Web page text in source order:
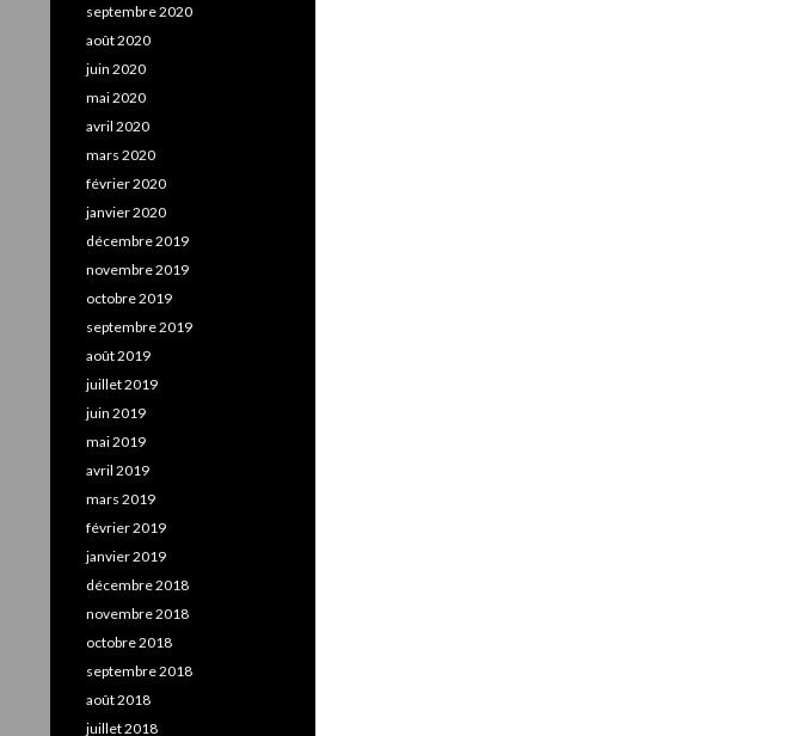
septembre 2020
août 2020
juin 2020
mai 2020
avril 2020
mars 2020
février 2020
janvier 2020
décembre 2019
novembre 2019
octobre 2019
septembre 2019
août 2019
juillet 2019
juin 2019
mai 2019
avril 2019
mars 2019
février 2019
janvier 2019
décembre 2018
novembre 2018
octobre 2018
septembre 2018
août 2018
juillet 2018